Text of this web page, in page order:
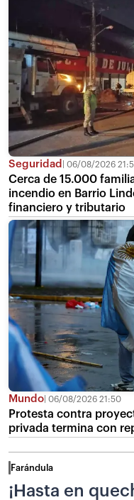
Seguridad 06/08/2026
Cerca de 15.000
incendio en Barrio
financiero y tributario
Mundo 06/08/2026 21:50
Protesta contra
privada termina con
Farándula
¡Hasta en